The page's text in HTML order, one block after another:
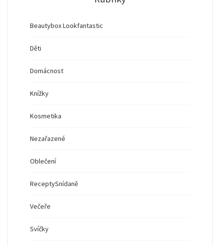
Beautybox Lookfantastic
Děti
Domácnost
Knížky
Kosmetika
Nezařazené
Oblečení
ReceptySnídaně
Večeře
Svíčky